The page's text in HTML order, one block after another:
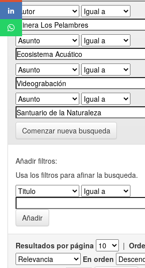
Comenzar nueva busqueda
Añadir filtros:
Usa los filtros para afinar la busqueda.
Resultados por página |
En orden